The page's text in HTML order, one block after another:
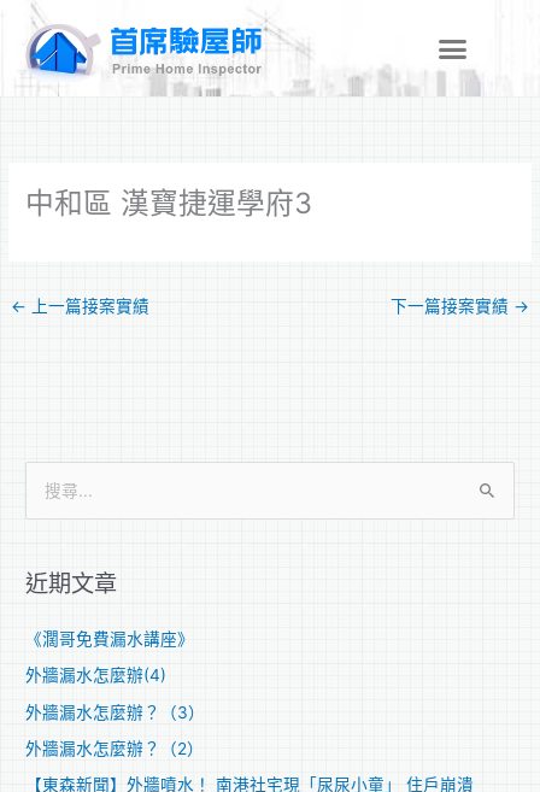
中和區 漢寶捷運學府3
← 上一篇接案實績 下一篇接案實績 →
鍵
近期文章
《濶哥免費漏水講座》
外牆漏水怎麼辦(4)
外牆漏水怎麼辦？（3）
外牆漏水怎麼辦？（2）
【東森新聞】外牆噴水！ 南港社宅現「尿尿小童」 住戶崩潰